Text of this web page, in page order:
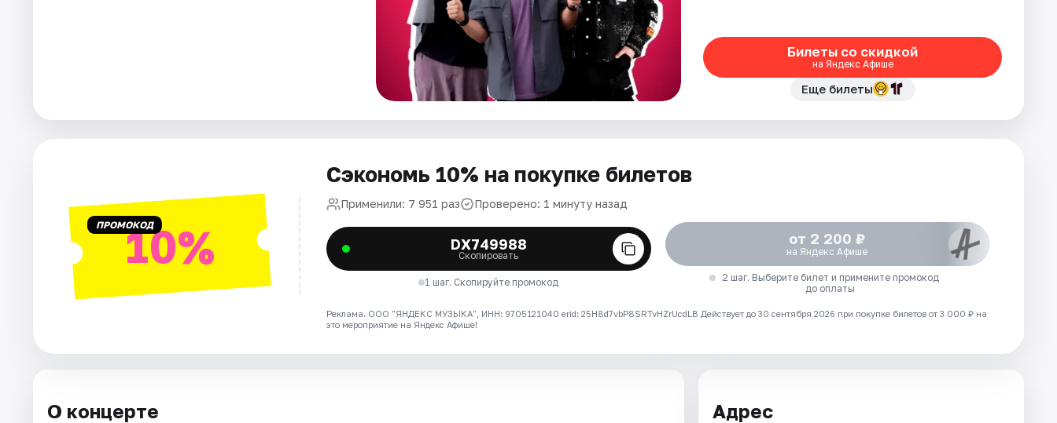
Билеты со скидкой
на Яндекс Афише
Еще билеты
ПРОМОКОД10%
Сэкономь 10% на покупке билетов
Применили: 7 951 раз Проверено: 1 минуту назад
DX749988
Скопировать
1 шаг. Скопируйте промокод
от 2 200 ₽
на Яндекс Афише
2 шаг. Выберите билет и примените промокод
до оплаты
Реклама. ООО "ЯНДЕКС МУЗЫКА", ИНН: 9705121040 erid: 25H8d7vbP8SRTvHZrUcdLB Действует до 30 сентября 2026 при покупке билетов от 3 000 ₽ на
это мероприятие на Яндекс Афише!
О концерте Адрес